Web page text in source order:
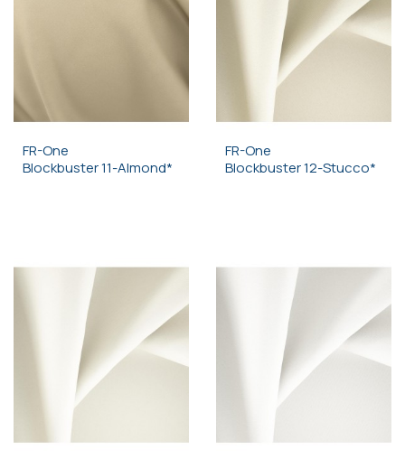
FR-One
Blockbuster 11-Almond*
FR-One
Blockbuster 12-Stucco*